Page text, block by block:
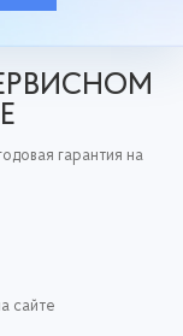
гарантия на
сайте